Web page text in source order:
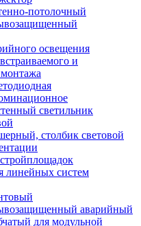
потолочный
освещения
и
светильник
столбик световой
линейных систем
аварийный
для модульной